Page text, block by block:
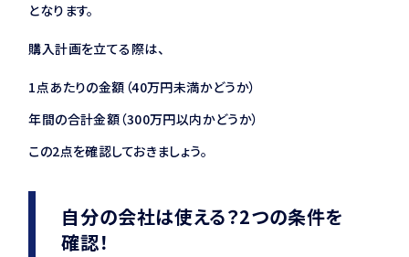
となります。
購入計画を立てる際は、
1点あたりの金額（40万円未満かどうか）
年間の合計金額（300万円以内かどうか）
この2点を確認しておきましょう。
自分の会社は使える？2つの条件を
確認！